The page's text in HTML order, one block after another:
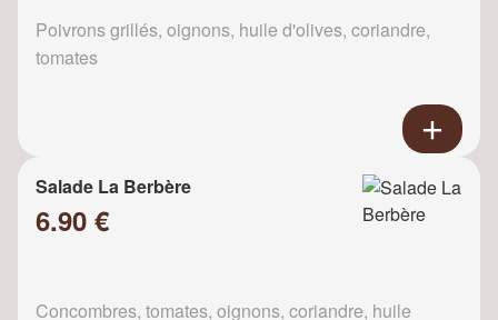
Poivrons grillés, oignons, huile d'olives, coriandre,
tomates
Salade La Berbère
6.90 €
Concombres, tomates, oignons, coriandre, huile